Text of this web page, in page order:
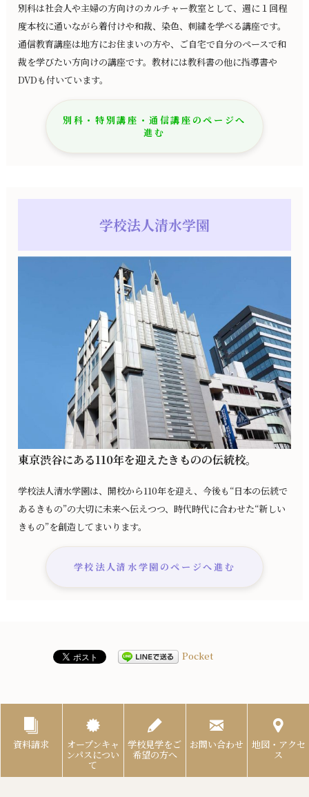
別科は社会人や主婦の方向けのカルチャー教室として、週に１回程
度本校に通いながら着付けや和裁、染色、刺繍を学べる講座です。
通信教育講座は地方にお住まいの方や、ご自宅で自分のペースで和
裁を学びたい方向けの講座です。教材には教科書の他に指導書や
DVDも付いています。
別科・特別講座・通信講座のページへ
進む
学校法人清水学園
東京渋谷にある110年を迎えたきものの伝統校。
学校法人清水学園は、開校から110年を迎え、今後も“日本の伝統で
あるきもの”の大切に未来へ伝えつつ、時代時代に合わせた“新しい
きもの”を創造してまいります。
学校法人清水学園のページへ進む
Pocket
資料請求 オープンキャ
ンパスについ
て
学校見学をご
希望の方へ
お問い合わせ 地図・アクセ
ス